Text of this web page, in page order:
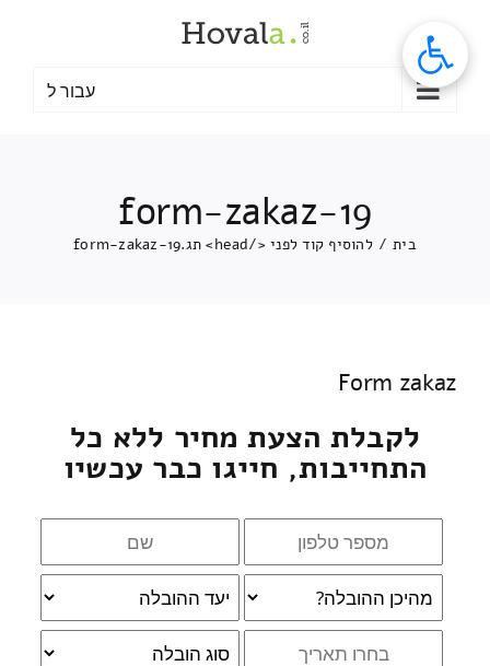
עבור ל
form-zakaz-19
בית / להוסיף קוד לפני </head> תג. form-zakaz-19
Form zakaz
לקבלת הצעת מחיר ללא כל
התחייבות, חייגו כבר עכשיו